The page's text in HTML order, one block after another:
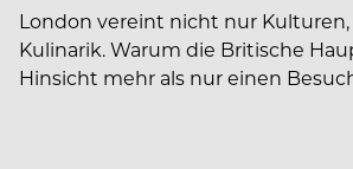
London vereint nicht nur
Kulinarik. Warum die Britische
Hinsicht mehr als nur einen